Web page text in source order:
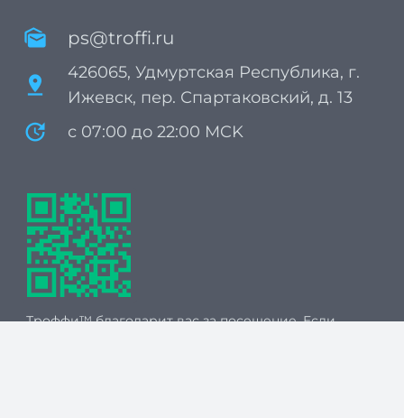
mark_as_unread ps@troffi.ru
pin_drop
426065, Удмуртская Республика, г.
Ижевск, пер. Спартаковский, д. 13
update с 07:00 до 22:00 MCK
Троффи™ благодарит вас за посещение. Если